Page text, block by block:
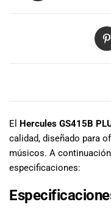
El Hercules GS415B
calidad, diseñado para
músicos. A
especificaciones: